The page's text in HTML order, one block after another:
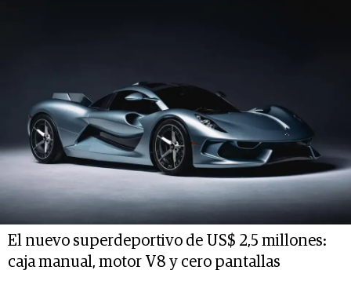
El nuevo superdeportivo de US$ 2,5 millones:
caja manual, motor V8 y cero pantallas